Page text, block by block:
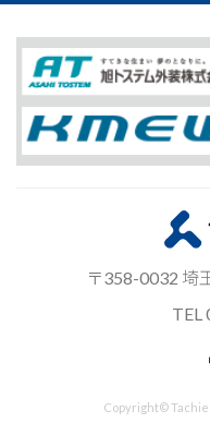
〒358-0032 埼
TEL
Copyright©